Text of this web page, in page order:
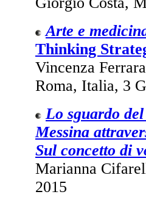
Arte e
Thinking
Vincenza
Roma, Italia, 3
Lo sguardo del
Messina
Sul concetto di
Marianna
2015